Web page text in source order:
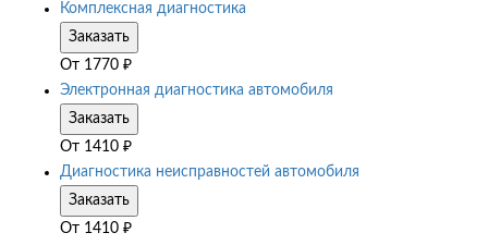
Комплексная диагностика
Заказать
От 1770 ₽
Электронная диагностика автомобиля
Заказать
От 1410 ₽
Диагностика неисправностей автомобиля
Заказать
От 1410 ₽